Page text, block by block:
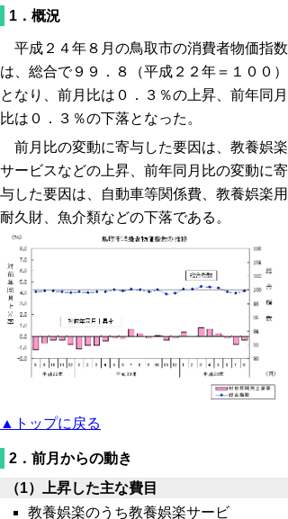
1．概況
平成２４年８月の鳥取市の消費者物価指数
は、総合で９９．８（平成２２年＝１００）
となり、前月比は０．３％の上昇、前年同月
比は０．３％の下落となった。
前月比の変動に寄与した要因は、教養娯楽
サービスなどの上昇、前年同月比の変動に寄
与した要因は、自動車等関係費、教養娯楽用
耐久財、魚介類などの下落である。
▲トップに戻る
2．前月からの動き
（1）上昇した主な費目
教養娯楽のうち教養娯楽サービ